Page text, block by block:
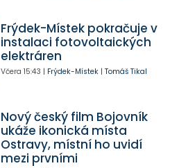
Frýdek-Místek pokračuje v
instalaci fotovoltaických
elektráren
Včera 15:43 | Frýdek-Místek| Tomáš Tikal
Nový český film Bojovník
ukáže ikonická místa
Ostravy, místní ho uvidí
mezi prvními